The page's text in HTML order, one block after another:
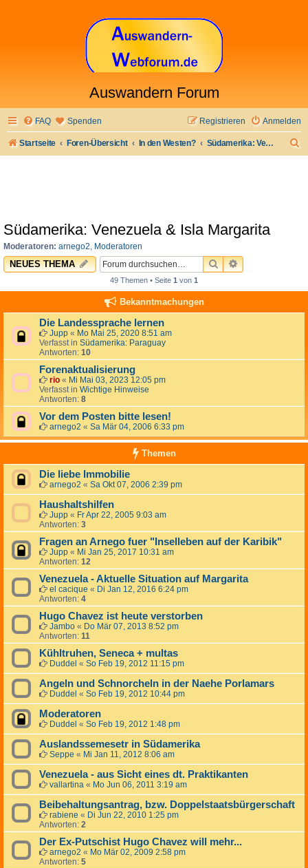
Auswandern Forum
FAQ Spenden Anmelden
Registrieren
Startseite Foren-Übersicht In den Westen? Südamerika: Venezuela & Isla Margarita
Südamerika: Venezuela & Isla Margarita
Moderatoren: arnego2, Moderatoren
NEUES THEMA SUCHEERWEITERTE
49 Themen • Seite 1 von 1
Bekanntmachungen
Die Landessprache lernen
Jupp « Mo Mai 25, 2020 8:51 am
Verfasst in Südamerika: Paraguay
Antworten: 10
Forenaktualisierung
rio « Mi Mai 03, 2023 12:05 pm
Verfasst in Wichtige Hinweise
Antworten: 8
Vor dem Posten bitte lesen!
arnego2 « Sa Mär 04, 2006 6:33 pm
Themen
Die liebe Immobilie
arnego2 « Sa Okt 07, 2006 2:39 pm
Haushaltshilfen
Jupp « Fr Apr 22, 2005 9:03 am
Antworten: 3
Fragen an Arnego fuer "Inselleben auf der Karibik"
Jupp « Mi Jan 25, 2017 10:31 am
Antworten: 12
Venezuela - Aktuelle Situation auf Margarita
el cacique « Di Jan 12, 2016 6:24 pm
Antworten: 4
Hugo Chavez ist heute verstorben
Jambo « Do Mär 07, 2013 8:52 pm
Antworten: 11
Kühltruhen, Seneca + multas
Duddel « So Feb 19, 2012 11:15 pm
Angeln und Schnorcheln in der Naehe Porlamars
Duddel « So Feb 19, 2012 10:44 pm
Moderatoren
Duddel « So Feb 19, 2012 1:48 pm
Auslandssemesetr in Südamerika
Seppe « Mi Jan 11, 2012 8:06 am
Venezuela - aus Sicht eines dt. Praktikanten
vallartina « Mo Jun 06, 2011 3:19 am
Beibehaltungsantrag, bzw. Doppelstaatsbürgerschaft
rabiene « Di Jun 22, 2010 1:25 pm
Antworten: 2
Der Ex-Putschist Hugo Chavez will mehr...
arnego2 « Mo Mär 02, 2009 2:58 pm
Antworten: 5